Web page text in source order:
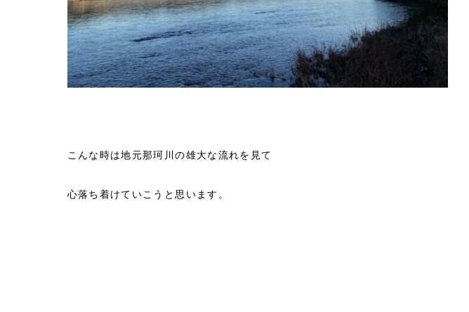
こんな時は地元那珂川の雄大な流れを見て
心落ち着けていこうと思います。